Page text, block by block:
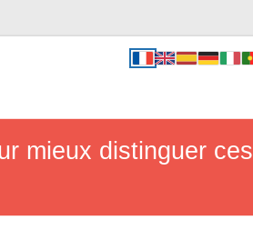
mieux distinguer ces